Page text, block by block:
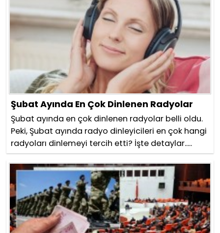
Şubat Ayında En Çok Dinlenen Radyolar
Şubat ayında en çok dinlenen radyolar belli oldu.
Peki, Şubat ayında radyo dinleyicileri en çok hangi
radyoları dinlemeyi tercih etti? İşte detaylar.....